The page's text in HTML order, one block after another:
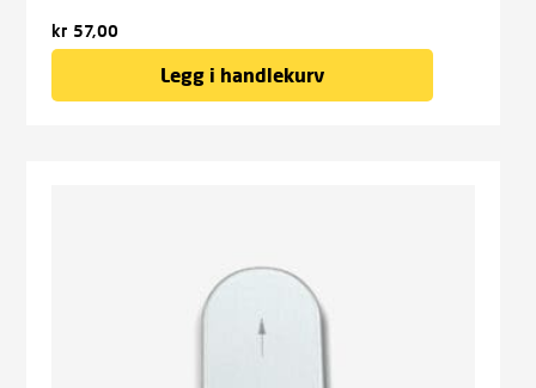
kr 57,00
Legg i handlekurv